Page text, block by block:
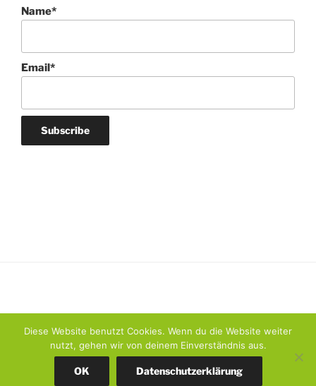
Name*
Email*
Datenschutzerklärung Stolz präsentiert von WordPress
Diese Website benutzt Cookies. Wenn du die Website weiter
nutzt, gehen wir von deinem Einverständnis aus.
OK Datenschutzerklärung